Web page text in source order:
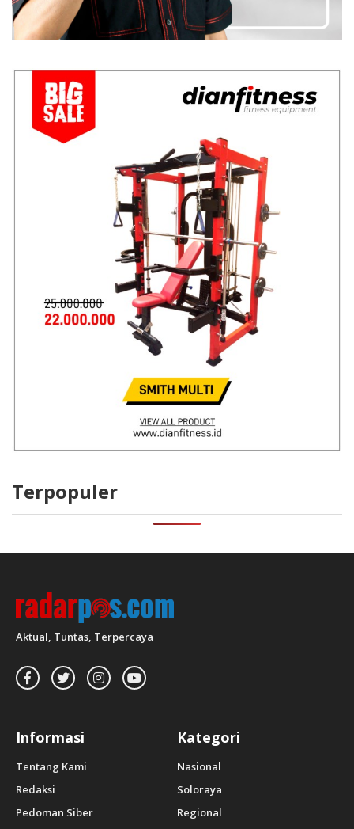
Terpopuler
Aktual, Tuntas, Terpercaya
Informasi
Tentang Kami
Redaksi
Pedoman Siber
Kategori
Nasional
Soloraya
Regional